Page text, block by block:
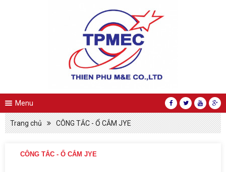
Menu
Trang chủ CÔNG TẮC - Ổ CẮM JYE
CÔNG TẮC - Ổ CẮM JYE